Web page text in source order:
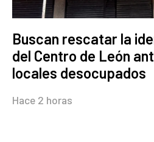
Buscan rescatar la
del Centro de León
locales desocupados
Hace 2 horas